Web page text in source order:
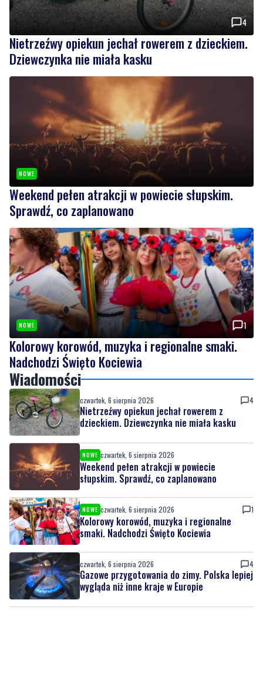
4
Nietrzeźwy opiekun jechał rowerem z dzieckiem.
Dziewczynka nie miała kasku
NOWE
Weekend pełen atrakcji w powiecie słupskim.
Sprawdź, co zaplanowano
NOWE 1
Kolorowy korowód, muzyka i regionalne smaki.
Nadchodzi Święto Kociewia
Wiadomości
czwartek, 6 sierpnia 2026 4
Nietrzeźwy opiekun jechał rowerem z
dzieckiem. Dziewczynka nie miała kasku
NOWE czwartek, 6 sierpnia 2026
Weekend pełen atrakcji w powiecie
słupskim. Sprawdź, co zaplanowano
NOWE czwartek, 6 sierpnia 2026 1
Kolorowy korowód, muzyka i regionalne
smaki. Nadchodzi Święto Kociewia
czwartek, 6 sierpnia 2026 4
Gazowe przygotowania do zimy. Polska lepiej
wygląda niż inne kraje w Europie